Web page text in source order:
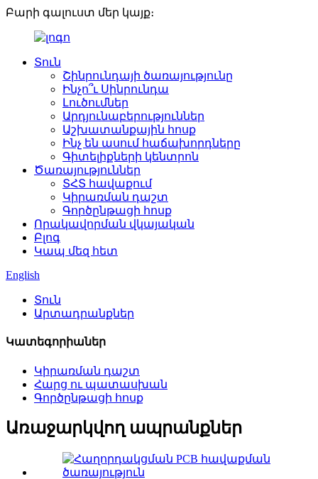
Բարի գալուստ մեր կայք։
Տուն
Շինրունդայի ծառայությունը
Ինչո՞ւ Սինրունդա
Լուծումներ
Արդյունաբերություններ
Աշխատանքային հոսք
Ինչ են ասում հաճախորդները
Գիտելիքների կենտրոն
Ծառայություններ
ՏՀՏ հավաքում
Կիրառման դաշտ
Գործընթացի հոսք
Որակավորման վկայական
Բլոգ
Կապ մեզ հետ
English
Տուն
Արտադրանքներ
Կատեգորիաներ
Կիրառման դաշտ
Հարց ու պատասխան
Գործընթացի հոսք
Առաջարկվող ապրանքներ